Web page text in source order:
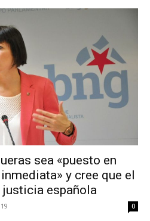
sea «puesto en
y cree que el
española
0